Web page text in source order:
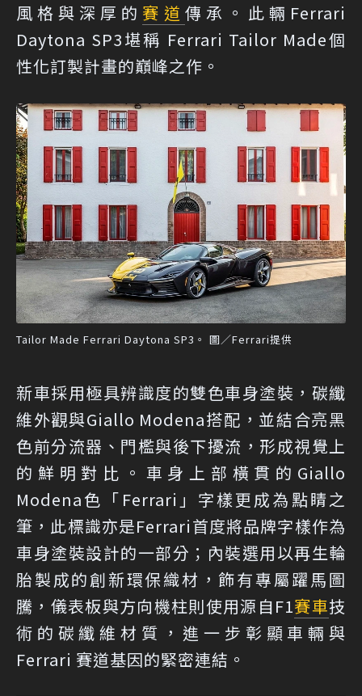
風格與深厚的 賽道 傳承。此輛Ferrari
Daytona SP3堪稱 Ferrari Tailor Made個
性化訂製計畫的巔峰之作。
Tailor Made Ferrari Daytona SP3。 圖／Ferrari提供
新車採用極具辨識度的雙色車身塗裝，碳纖
維外觀與Giallo Modena搭配，並結合亮黑
色前分流器、門檻與後下擾流，形成視覺上
的鮮明對比。車身上部橫貫的Giallo
Modena色「Ferrari」字樣更成為點睛之
筆，此標識亦是Ferrari首度將品牌字樣作為
車身塗裝設計的一部分；內裝選用以再生輪
胎製成的創新環保織材，飾有專屬躍馬圖
騰，儀表板與方向機柱則使用源自F1賽車技
術的碳纖維材質，進一步彰顯車輛與
Ferrari 賽道基因的緊密連結。